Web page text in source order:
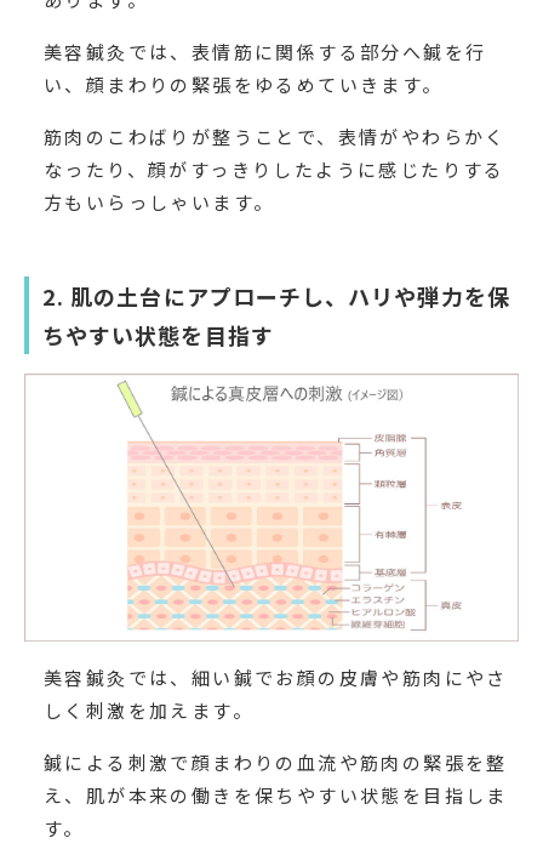
美容鍼灸では、表情筋に関係する部分へ鍼を行
い、顔まわりの緊張をゆるめていきます。
筋肉のこわばりが整うことで、表情がやわらかく
なったり、顔がすっきりしたように感じたりする
方もいらっしゃいます。
2. 肌の土台にアプローチし、ハリや弾力を保
ちやすい状態を目指す
美容鍼灸では、細い鍼でお顔の皮膚や筋肉にやさ
しく刺激を加えます。
鍼による刺激で顔まわりの血流や筋肉の緊張を整
え、肌が本来の働きを保ちやすい状態を目指しま
す。